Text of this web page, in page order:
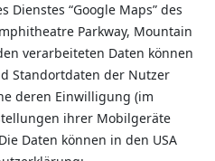
“Google Maps” des
Parkway, Mountain
verarbeiteten Daten können
Standortdaten der Nutzer
deren Einwilligung (im
ihrer Mobilgeräte
Daten können in den USA